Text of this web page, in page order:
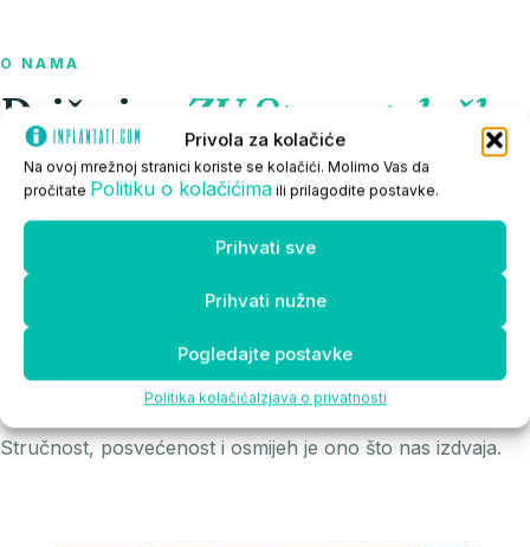
Privola za kolačiće
Na ovoj mrežnoj stranici koriste se kolačići. Molimo Vas da
pročitate Politiku o kolačićima ili prilagodite postavke.
Prihvati sve
Prihvati nužne
Pogledajte postavke
Politika kolačićaIzjava o privatnosti
O NAMA
Priča iza ZU Stomatološka
ambulanta BEO smile
Dugogodišnje iskustvo i suvremene metode omogućavaju
nam da vam pružimo sigurnost, komfor i vrhunske
rezultate.
Vjerujemo da je povjerenje temelj svakog osmijeha, zato
svakom pacijentu pristupamo s maksimalnom pažnjom i
profesionalizmom.
Stručnost, posvećenost i osmijeh je ono što nas izdvaja.